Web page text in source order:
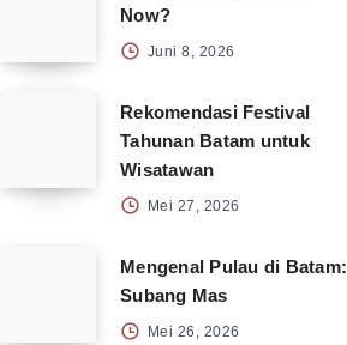
Now?
Juni 8, 2026
Rekomendasi Festival
Tahunan Batam untuk
Wisatawan
Mei 27, 2026
Mengenal Pulau di Batam:
Subang Mas
Mei 26, 2026